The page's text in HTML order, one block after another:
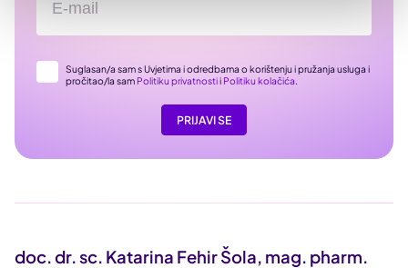
Suglasan/a sam s Uvjetima i odredbama o korištenju i pružanja usluga i
pročitao/la sam Politiku privatnostii Politiku kolačića.
PRIJAVI SE
doc. dr. sc. Katarina Fehir Šola, mag. pharm.